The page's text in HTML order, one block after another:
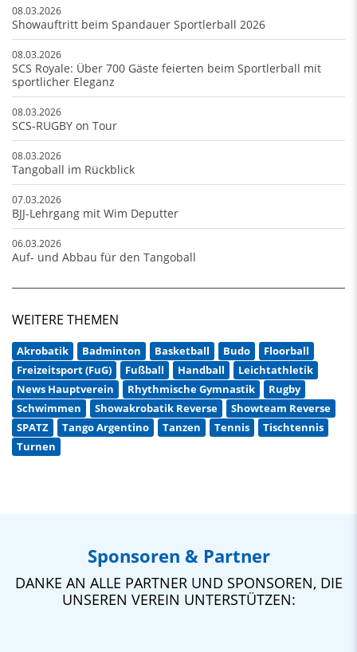
08.03.2026
Showauftritt beim Spandauer Sportlerball 2026
08.03.2026
SCS Royale: Über 700 Gäste feierten beim Sportlerball mit
sportlicher Eleganz
08.03.2026
SCS-RUGBY on Tour
08.03.2026
Tangoball im Rückblick
07.03.2026
BJJ-Lehrgang mit Wim Deputter
06.03.2026
Auf- und Abbau für den Tangoball
WEITERE THEMEN
Akrobatik Badminton Basketball Budo
Floorball
Freizeitsport (FuG)
Fußball Handball
Leichtathletik
News Hauptverein
Rhythmische Gymnastik
Rugby
Schwimmen
Showakrobatik Reverse
Showteam Reverse
SPATZ
Tango Argentino Tanzen Tennis
Tischtennis
Turnen
Sponsoren & Partner
DANKE AN ALLE PARTNER UND SPONSOREN, DIE
UNSEREN VEREIN UNTERSTÜTZEN: